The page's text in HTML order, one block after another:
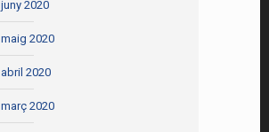
juny 2020
maig 2020
abril 2020
març 2020